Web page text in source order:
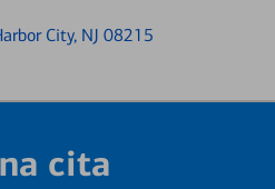
City, NJ 08215
cita